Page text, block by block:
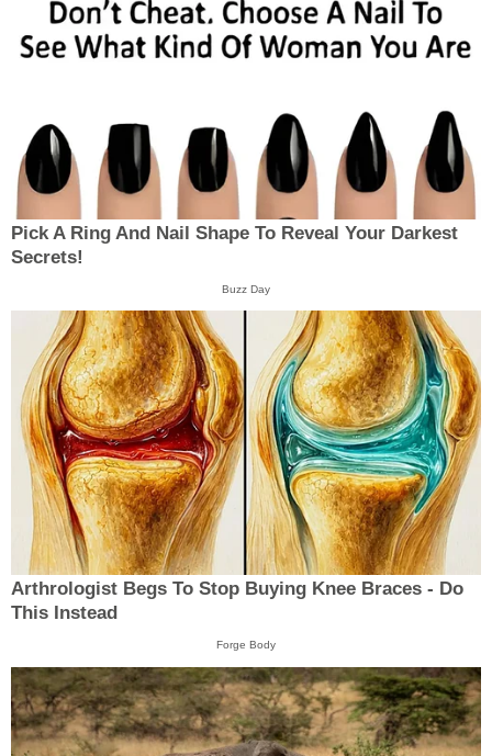
Pick A Ring And Nail Shape To Reveal Your Darkest
Secrets!
Buzz Day
Arthrologist Begs To Stop Buying Knee Braces - Do
This Instead
Forge Body